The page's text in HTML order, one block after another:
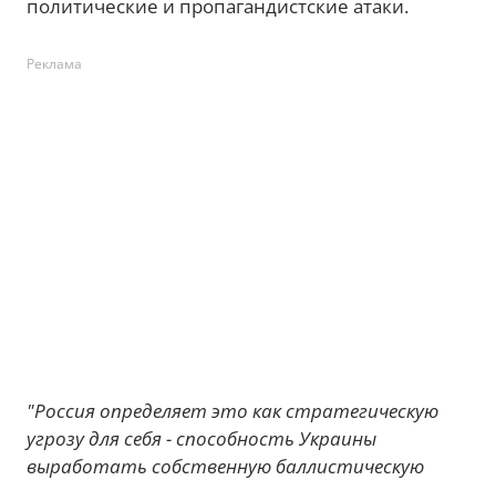
политические и пропагандистские атаки.
Реклама
"Россия определяет это как стратегическую
угрозу для себя - способность Украины
выработать собственную баллистическую